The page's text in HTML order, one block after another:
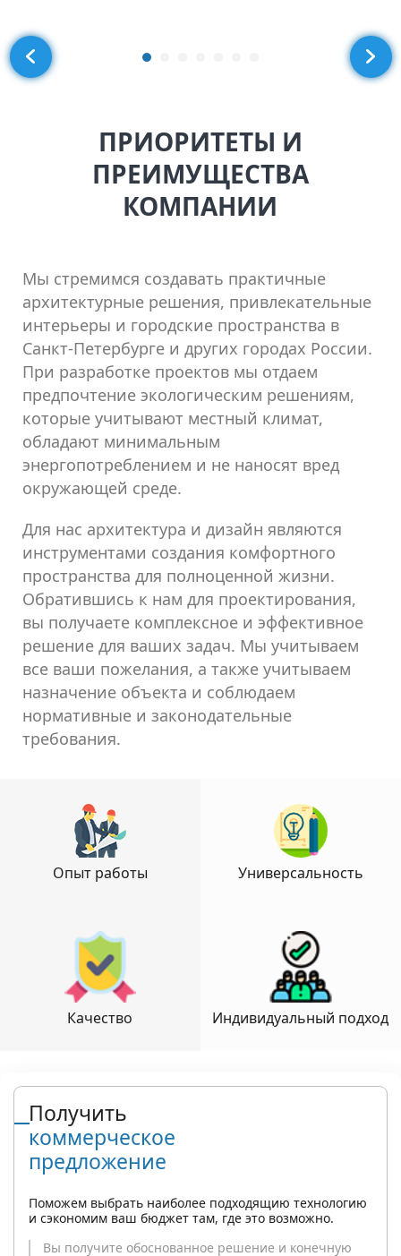
ПРИОРИТЕТЫ И
ПРЕИМУЩЕСТВА
КОМПАНИИ
Мы стремимся создавать практичные
архитектурные решения, привлекательные
интерьеры и городские пространства в
Санкт-Петербурге и других городах России.
При разработке проектов мы отдаем
предпочтение экологическим решениям,
которые учитывают местный климат,
обладают минимальным
энергопотреблением и не наносят вред
окружающей среде.
Для нас архитектура и дизайн являются
инструментами создания комфортного
пространства для полноценной жизни.
Обратившись к нам для проектирования,
вы получаете комплексное и эффективное
решение для ваших задач. Мы учитываем
все ваши пожелания, а также учитываем
назначение объекта и соблюдаем
нормативные и законодательные
требования.
Опыт работы Универсальность
Качество Индивидуальный подход
Получить
коммерческое
предложение
Поможем выбрать наиболее подходящию технологию
и сэкономим ваш бюджет там, где это возможно.
Вы получите обоснованное решение и конечную